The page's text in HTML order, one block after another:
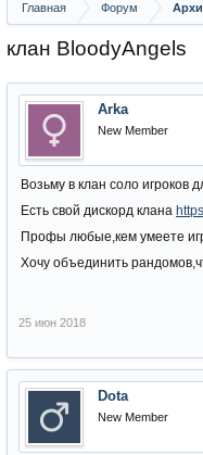
Главная Форум
клан BloodyAngels
Arka
New Member
Возьму в клан соло игроков
Есть свой дискорд клана
Профы любые,кем умеете
Хочу объединить
25 июн 2018
Dota
New Member